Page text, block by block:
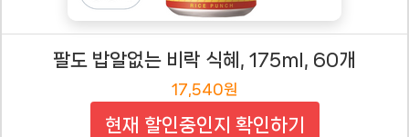
팔도 밥알없는 비락 식혜, 175ml, 60개
17,540원
현재 할인중인지 확인하기